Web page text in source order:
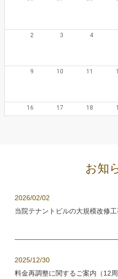
2 3 4
9 10 11
16 17 18
お知
2026/02/02
当院テナントビルの大規模改修
2025/12/30
料金再調整に関するご案内（12